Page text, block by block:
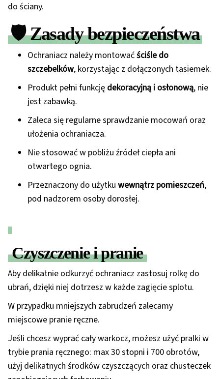
do ściany.
🛡️Zasady bezpieczeństwa
Ochraniacz należy montowaćściśle do
szczebelków, korzystając z dołączonych tasiemek.
Produkt pełni funkcję dekoracyjną i osłonową, nie
jest zabawką.
Zaleca się regularne sprawdzanie mocowań oraz
ułożenia ochraniacza.
Nie stosować w pobliżu źródeł ciepła ani
otwartego ognia.
Przeznaczony do użytku wewnątrz pomieszczeń,
pod nadzorem osoby dorosłej.
Czyszczenie i pranie
Aby delikatnie odkurzyć ochraniacz zastosuj rolkę do
ubrań, dzięki niej dotrzesz w każde zagięcie splotu.
W przypadku mniejszych zabrudzeń zalecamy
miejscowe pranie ręczne.
Jeśli chcesz wyprać cały warkocz, możesz użyć pralki w
trybie prania ręcznego: max 30 stopni i 700 obrotów,
użyj delikatnych środków czyszczących oraz chusteczek